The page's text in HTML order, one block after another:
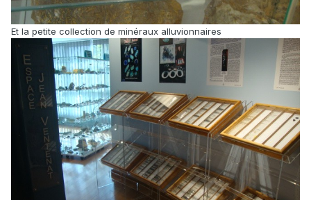
Et la petite collection de minéraux alluvionnaires